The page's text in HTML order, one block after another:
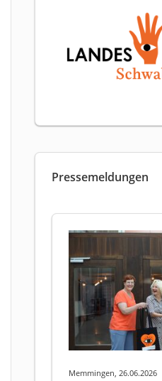
Pressemeldungen
Memmingen, 26.06.2026